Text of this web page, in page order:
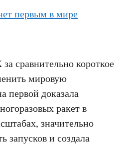
сравнительно короткое
мировую
первой доказала
ракет в
значительно
запусков и создала